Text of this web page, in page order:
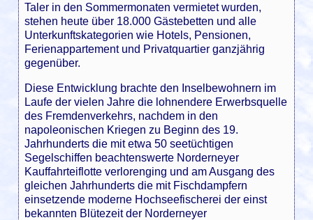
Taler in den Sommermonaten vermietet wurden,
stehen heute über 18.000 Gästebetten und alle
Unterkunftskategorien wie Hotels, Pensionen,
Ferienappartement und Privatquartier ganzjährig
gegenüber.
Diese Entwicklung brachte den Inselbewohnern im
Laufe der vielen Jahre die lohnendere Erwerbsquelle
des Fremdenverkehrs, nachdem in den
napoleonischen Kriegen zu Beginn des 19.
Jahrhunderts die mit etwa 50 seetüchtigen
Segelschiffen beachtenswerte Norderneyer
Kauffahrteiflotte verlorenging und am Ausgang des
gleichen Jahrhunderts die mit Fischdampfern
einsetzende moderne Hochseefischerei der einst
bekannten Blütezeit der Norderneyer